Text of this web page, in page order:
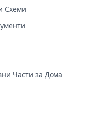
Схеми
Части за Дома